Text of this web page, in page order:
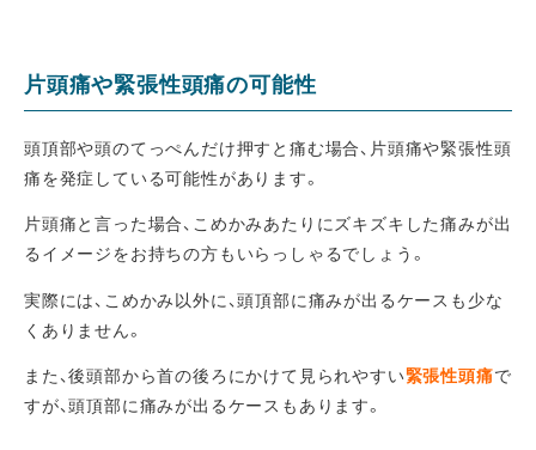
片頭痛や緊張性頭痛の可能性
頭頂部や頭のてっぺんだけ押すと痛む場合、片頭痛や緊張性頭
痛を発症している可能性があります。
片頭痛と言った場合、こめかみあたりにズキズキした痛みが出
るイメージをお持ちの方もいらっしゃるでしょう。
実際には、こめかみ以外に、頭頂部に痛みが出るケースも少な
くありません。
また、後頭部から首の後ろにかけて見られやすい緊張性頭痛で
すが、頭頂部に痛みが出るケースもあります。